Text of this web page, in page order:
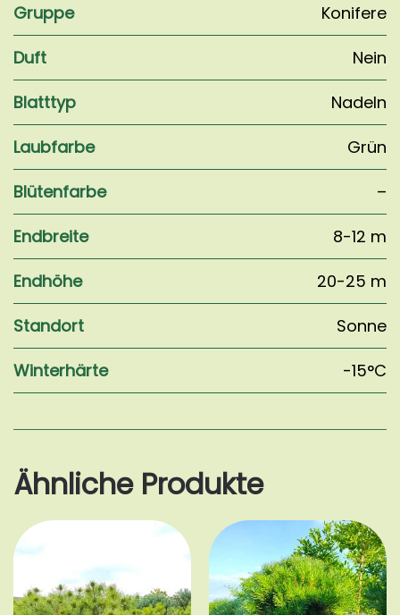
Gruppe
Konifere
Duft
Nein
Blatttyp
Nadeln
Laubfarbe
Grün
Blütenfarbe
–
Endbreite
8-12 m
Endhöhe
20-25 m
Standort
Sonne
Winterhärte
-15°C
Ähnliche Produkte